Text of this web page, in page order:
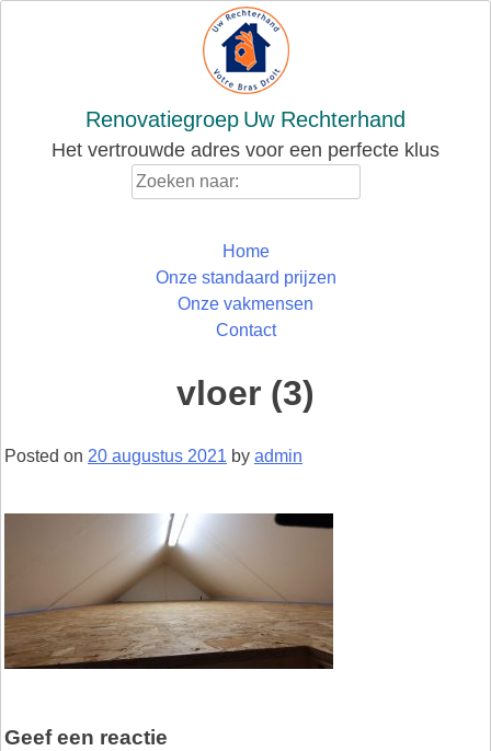
Renovatiegroep Uw Rechterhand
Het vertrouwde adres voor een perfecte klus
Home
Onze standaard prijzen
Onze vakmensen
Contact
vloer (3)
Posted on 20 augustus 2021 by admin
Geef een reactie